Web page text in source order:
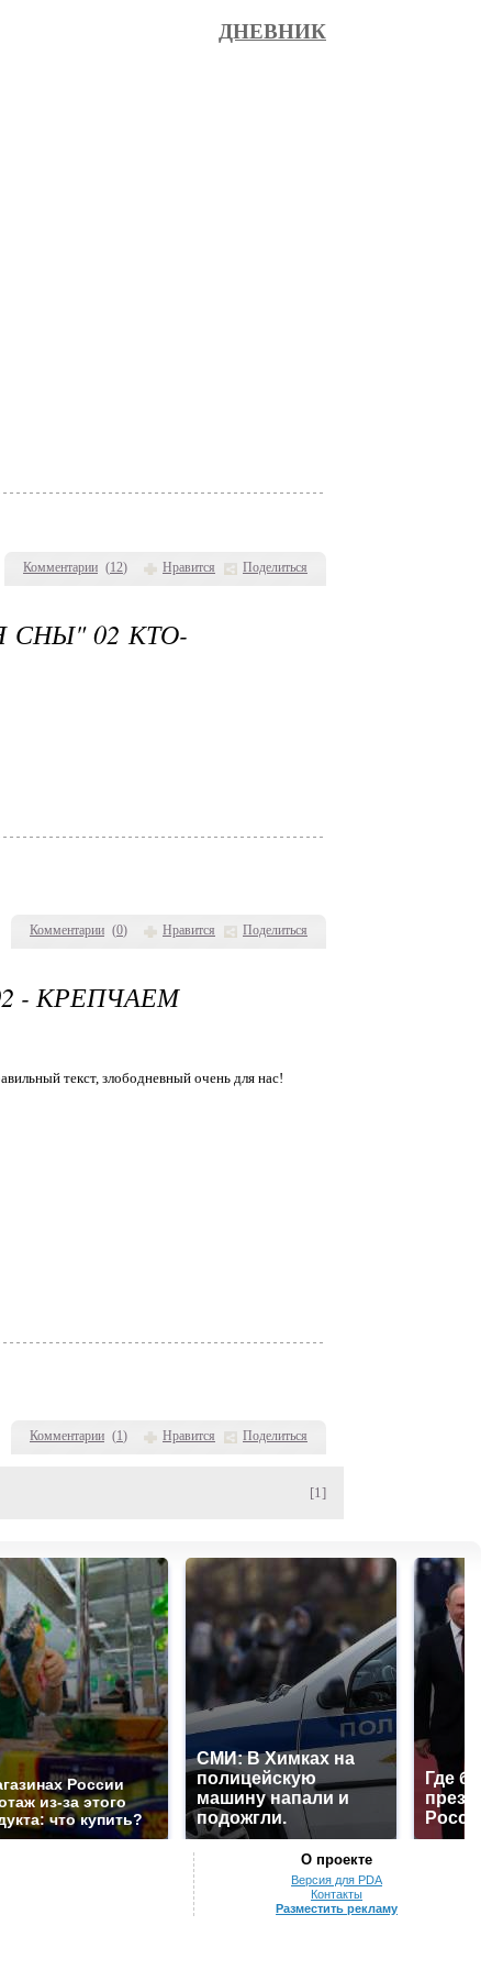
Комментарии (12) Нравится Поделиться
ДНЕВНИК
Комментарии (0) Нравится Поделиться
СНЫ" 02 КТО-
Комментарии (1) Нравится Поделиться
- КРЕПЧАЕМ
текст, злободневный очень для нас!
[1]
России
из-за этого
что купить?
СМИ: В Химках на
полицейскую
машину напали и
подожгли.
Где
О проекте
Версия для PDA
Контакты
Разместить рекламу